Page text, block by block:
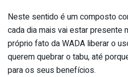
Neste sentido é um composto
cada dia mais vai estar presente
próprio fato da WADA liberar o
querem quebrar o tabu, até
para os seus benefícios.